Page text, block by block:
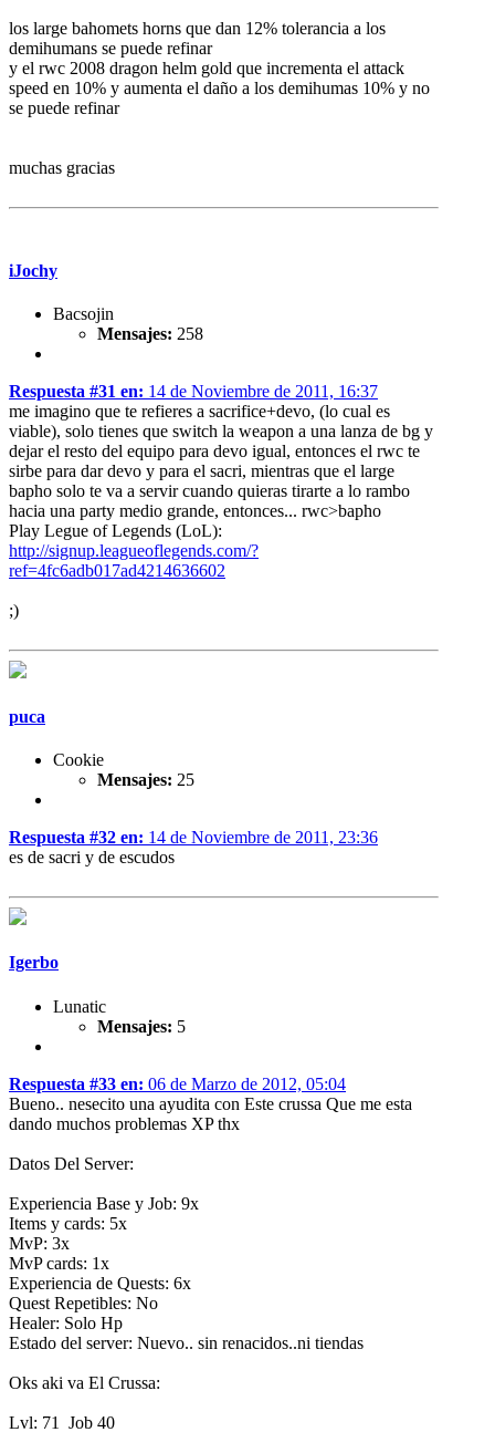
los large bahomets horns que dan 12% tolerancia a los
demihumans se puede refinar
y el rwc 2008 dragon helm gold que incrementa el attack
speed en 10% y aumenta el daño a los demihumas 10% y no
se puede refinar
muchas gracias
iJochy
Bacsojin
Mensajes: 258
Respuesta #31 en: 14 de Noviembre de 2011, 16:37
me imagino que te refieres a sacrifice+devo, (lo cual es
viable), solo tienes que switch la weapon a una lanza de bg y
dejar el resto del equipo para devo igual, entonces el rwc te
sirbe para dar devo y para el sacri, mientras que el large
bapho solo te va a servir cuando quieras tirarte a lo rambo
hacia una party medio grande, entonces... rwc>bapho
Play Legue of Legends (LoL):
http://signup.leagueoflegends.com/?
ref=4fc6adb017ad4214636602
;)
puca
Cookie
Mensajes: 25
Respuesta #32 en: 14 de Noviembre de 2011, 23:36
es de sacri y de escudos
Igerbo
Lunatic
Mensajes: 5
Respuesta #33 en: 06 de Marzo de 2012, 05:04
Bueno.. nesecito una ayudita con Este crussa Que me esta
dando muchos problemas XP thx
Datos Del Server:
Experiencia Base y Job: 9x
Items y cards: 5x
MvP: 3x
MvP cards: 1x
Experiencia de Quests: 6x
Quest Repetibles: No
Healer: Solo Hp
Estado del server: Nuevo.. sin renacidos..ni tiendas
Oks aki va El Crussa:
Lvl: 71 Job 40